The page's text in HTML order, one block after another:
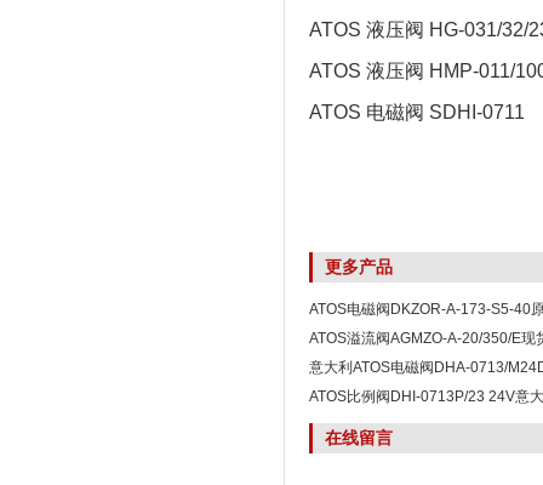
ATOS 液压阀 HG-031/32/
ATOS 液压阀 HMP-011/
ATOS 电磁阀 SDHI-0711
更多产品
ATOS电磁阀DKZOR-A-173-S5-40
ATOS溢流阀AGMZO-A-20/350/E现
意大利ATOS电磁阀DHA-0713/
ATOS比例阀DHI-0713P/23 24V意
在线留言